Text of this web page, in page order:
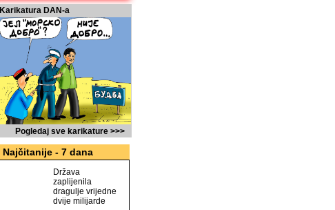
Karikatura DAN-a
Pogledaj sve karikature >>>
Najčitanije - 7 dana
Država
zaplijenila
dragulje vrijedne
dvije milijarde